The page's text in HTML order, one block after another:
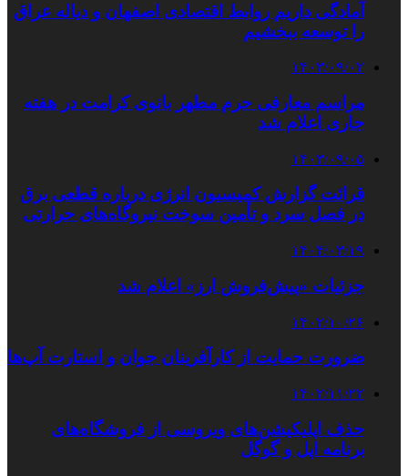
آمادگی داریم روابط اقتصادی اصفهان و دیاله عراق
را توسعه ببخشیم
۱۴۰۳/۰۹/۰۲
مراسم معارفی حرم مطهر بانوی کرامت در هفته
جاری اعلام شد
۱۴۰۳/۰۹/۰۵
قرائت گزارش کمیسیون انرژی درباره قطعی برق
در فصل سرد و تأمین سوخت نیروگاه‌های حرارتی
۱۴۰۴/۰۳/۱۹
جزئیات «پیش‌فروش ارز» اعلام شد
۱۴۰۲/۱۰/۲۶
ضرورت حمایت‌ از کارآفرینان جوان و استارت آپ‌ها
۱۴۰۲/۱۱/۲۲
حذف اپلیکیشن‌های ویروسی از فروشگاه‌های
برنامه اپل و گوگل